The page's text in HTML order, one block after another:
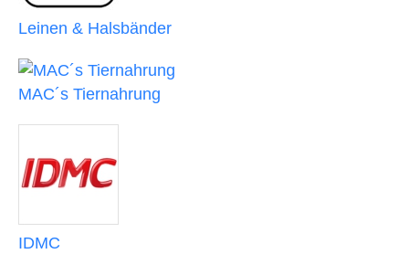
Leinen & Halsbänder
MAC´s Tiernahrung
IDMC